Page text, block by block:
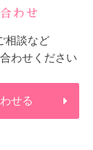
わせ
相談など
わせください
せる